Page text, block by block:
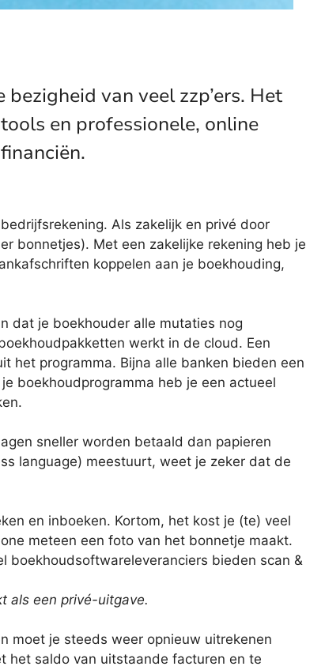
van veel zzp’ers. Het
en professionele, online
Als zakelijk en privé door
bonnetjes). Met een zakelijke rekening heb je
koppelen aan je boekhouding,
dat je boekhouder alle mutaties nog
werkt in de cloud. Een
het programma. Bijna alle banken bieden een
boekhoudprogramma heb je een actueel
sneller worden betaald dan papieren
language) meestuurt, weet je zeker dat de
en inboeken. Kortom, het kost je (te) veel
meteen een foto van het bonnetje maakt.
boekhoudsoftwareleveranciers bieden scan &
als een privé-uitgave.
moet je steeds weer opnieuw uitrekenen
het saldo van uitstaande facturen en te